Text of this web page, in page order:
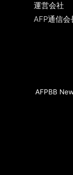
運営会社
AFP通信会
AFPBB